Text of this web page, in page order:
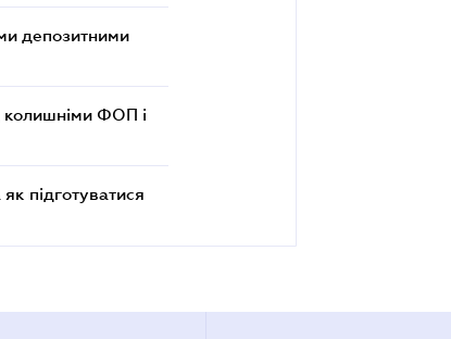
депозитними
колишніми ФОП і
підготуватися